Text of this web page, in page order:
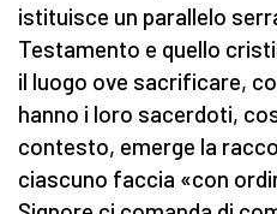
istituisce un parallelo
Testamento e quello
il luogo ove sacrificare,
hanno i loro sacerdoti,
contesto, emerge la
ciascuno faccia «con